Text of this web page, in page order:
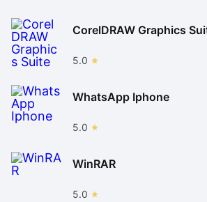
CorelDRAW Graphics
5.0
WhatsApp Iphone
5.0
WinRAR
5.0